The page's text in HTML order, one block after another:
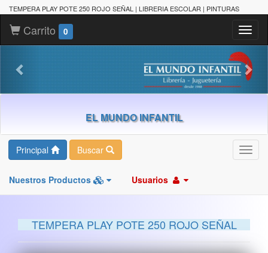
TEMPERA PLAY POTE 250 ROJO SEÑAL | LIBRERIA ESCOLAR | PINTURAS
Carrito 0
EL MUNDO INFANTIL
Principal Buscar
Nuestros Productos Usuarios
TEMPERA PLAY POTE 250 ROJO SEÑAL